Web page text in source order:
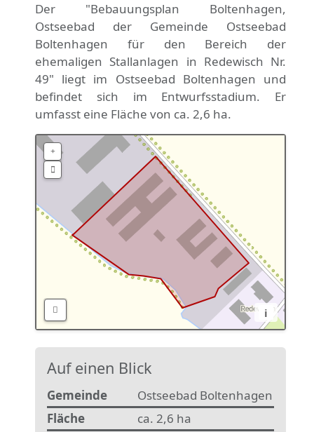
Der "Bebauungsplan Boltenhagen,
Ostseebad der Gemeinde Ostseebad
Boltenhagen für den Bereich der
ehemaligen Stallanlagen in Redewisch Nr.
49" liegt im Ostseebad Boltenhagen und
befindet sich im Entwurfsstadium. Er
umfasst eine Fläche von ca. 2,6 ha.
i
Auf einen Blick
Gemeinde
Ostseebad Boltenhagen
Fläche
ca. 2,6 ha